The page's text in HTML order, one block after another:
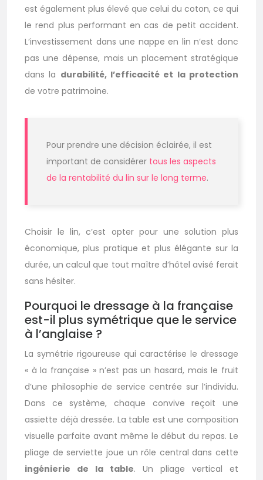
est également plus élevé que celui du coton, ce qui
le rend plus performant en cas de petit accident.
L’investissement dans une nappe en lin n’est donc
pas une dépense, mais un placement stratégique
dans la durabilité, l’efficacité et la protection
de votre patrimoine.
Pour prendre une décision éclairée, il est
important de considérer tous les aspects
de la rentabilité du lin sur le long terme.
Choisir le lin, c’est opter pour une solution plus
économique, plus pratique et plus élégante sur la
durée, un calcul que tout maître d’hôtel avisé ferait
sans hésiter.
Pourquoi le dressage à la française
est-il plus symétrique que le service
à l’anglaise ?
La symétrie rigoureuse qui caractérise le dressage
« à la française » n’est pas un hasard, mais le fruit
d’une philosophie de service centrée sur l’individu.
Dans ce système, chaque convive reçoit une
assiette déjà dressée. La table est une composition
visuelle parfaite avant même le début du repas. Le
pliage de serviette joue un rôle central dans cette
ingénierie de la table. Un pliage vertical et